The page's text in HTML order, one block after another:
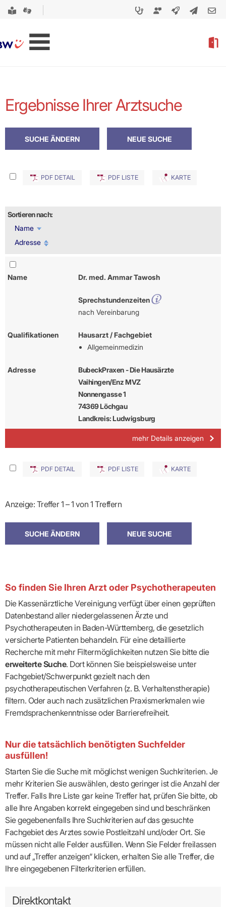
Ergebnisse Ihrer Arztsuche
PDF DETAIL PDF LISTE KARTE
Sortieren nach:
Name
Adresse
Name Dr. med. Ammar Tawosh
Sprechstundenzeiten
nach Vereinbarung
Qualifikationen
Hausarzt / Fachgebiet
Allgemeinmedizin
Adresse
BubeckPraxen - Die Hausärzte
Vaihingen/Enz MVZ
Nonnengasse 1
74369 Löchgau
Landkreis: Ludwigsburg
mehr Details anzeigen
PDF DETAIL PDF LISTE KARTE
Anzeige: Treffer 1 – 1 von 1 Treffern
So finden Sie Ihren Arzt oder Psychotherapeuten
Die Kassenärztliche Vereinigung verfügt über einen geprüften
Datenbestand aller niedergelassenen Ärzte und
Psychotherapeuten in Baden-Württemberg, die gesetzlich
versicherte Patienten behandeln. Für eine detaillierte
Recherche mit mehr Filtermöglichkeiten nutzen Sie bitte die
erweiterte Suche. Dort können Sie beispielsweise unter
Fachgebiet/Schwerpunkt gezielt nach den
psychotherapeutischen Verfahren (z. B. Verhaltenstherapie)
filtern. Oder auch nach zusätzlichen Praxismerkmalen wie
Fremdsprachenkenntnisse oder Barrierefreiheit.
Nur die tatsächlich benötigten Suchfelder
ausfüllen!
Starten Sie die Suche mit möglichst wenigen Suchkriterien. Je
mehr Kriterien Sie auswählen, desto geringer ist die Anzahl der
Treffer. Falls Ihre Liste gar keine Treffer hat, prüfen Sie bitte, ob
alle Ihre Angaben korrekt eingegeben sind und beschränken
Sie gegebenenfalls Ihre Suchkriterien auf das gesuchte
Fachgebiet des Arztes sowie Postleitzahl und/oder Ort. Sie
müssen nicht alle Felder ausfüllen. Wenn Sie Felder freilassen
und auf „Treffer anzeigen“ klicken, erhalten Sie alle Treffer, die
Ihre eingegebenen Filterkriterien erfüllen.
Direktkontakt